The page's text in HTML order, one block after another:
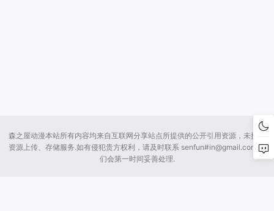
森之屋动漫本站所有内容均来自互联网分享站点所提供的公开引用资源，未提供
资源上传、存储服务.如有侵犯贵方权利，请及时联系 senfun#in@gmail.com 我
们会第一时间妥善处理.